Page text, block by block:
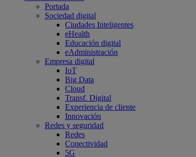
Portada
Sociedad digital
Ciudades Inteligentes
eHealth
Educación digital
eAdministración
Empresa digital
IoT
Big Data
Cloud
Transf. Digital
Experiencia de cliente
Innovación
Redes y seguridad
Redes
Conectividad
5G